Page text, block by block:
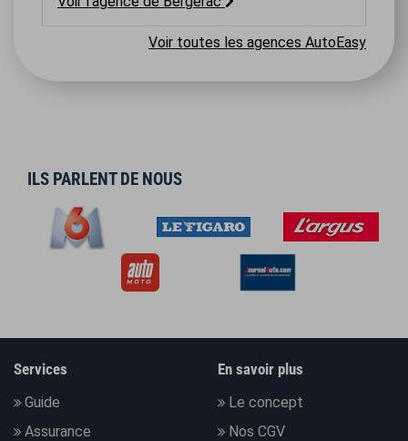
Voir toutes les agences AutoEasy
ILS PARLENT DE NOUS
Services
Guide
Assurance
En savoir plus
Le concept
Nos CGV